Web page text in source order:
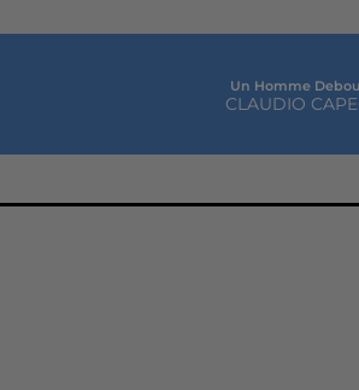
Un Homme
CLAUDIO